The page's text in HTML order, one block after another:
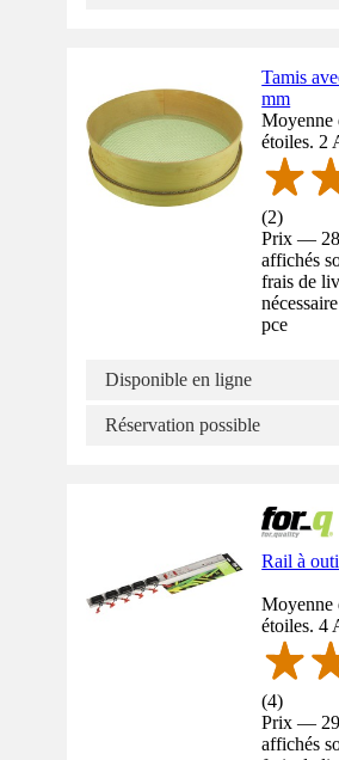
Tamis
mm
Moyenne
étoiles. 2
(2)
Prix —
affichés
frais de
pce
Disponible en ligne
Réservation possible
Rail à
Moyenne
étoiles. 4
(4)
Prix —
affichés